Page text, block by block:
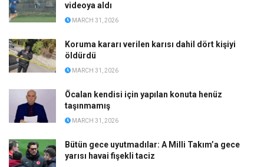
videoya aldı
MARCH 31, 2026
Koruma kararı verilen karısı dahil dört kişiyi
öldürdü
MARCH 31, 2026
Öcalan kendisi için yapılan konuta henüz
taşınmamış
MARCH 31, 2026
Bütün gece uyutmadılar: A Milli Takım’a gece
yarısı havai fişekli taciz